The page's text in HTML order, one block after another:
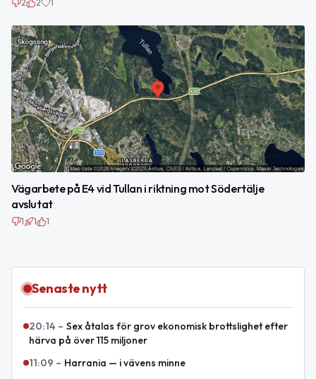
2 2 1
Vägarbete på E4 vid Tullan i riktning mot Södertälje
avslutat
1 1 1
Senaste nytt
20:14 – Sex åtalas för grov ekonomisk brottslighet efter
härva på över 115 miljoner
11:09 – Harrania — i vävens minne